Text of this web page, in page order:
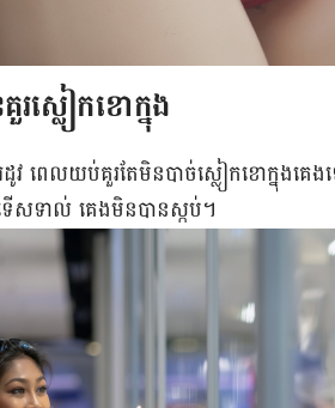
ស្លៀក​ខោ​ក្នុង
ដូវ ពេលយប់គួរតែ​មិន​បាច់​ស្លៀក​ខោ​ក្នុង​គេ
ើសទាល់ គេង​មិនបានស្កប់។